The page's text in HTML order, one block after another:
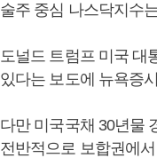
술주 중심 나스닥지수
도널드 트럼프 미국 대
있다는 보도에 뉴욕증
다만 미국국채 30년물
전반적으로 보합권에